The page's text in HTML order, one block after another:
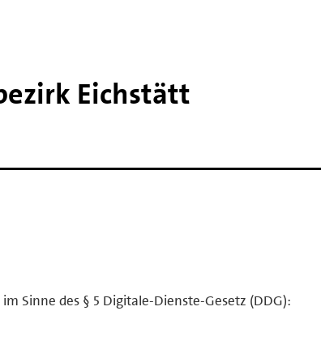
Eichstätt
Sinne des § 5 Digitale-Dienste-Gesetz (DDG):